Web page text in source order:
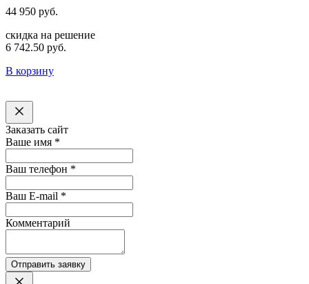
44 950 руб.
скидка на решение
6 742.50 руб.
В корзину
Заказать сайт
Ваше имя *
Ваш телефон *
Ваш E-mail *
Комментарий
Отправить заявку